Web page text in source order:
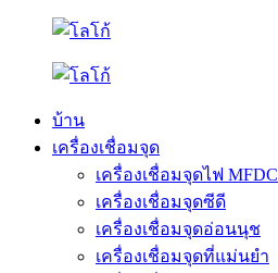
บ้าน
เครื่องเชื่อมจุด
เครื่องเชื่อมจุดไฟ MFDC
เครื่องเชื่อมจุดซีดี
เครื่องเชื่อมจุดอ่อนนุช
เครื่องเชื่อมจุดที่แม่นยำ